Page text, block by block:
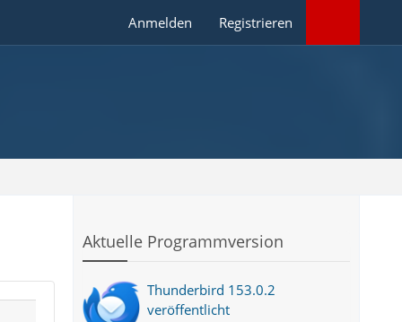
Anmelden Registrieren
Aktuelle Programmversion
Thunderbird 153.0.2
veröffentlicht